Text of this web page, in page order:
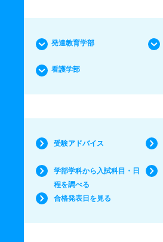
発達教育学部
看護学部
受験アドバイス
学部学科から入試科目・日
程を調べる
合格発表日を見る